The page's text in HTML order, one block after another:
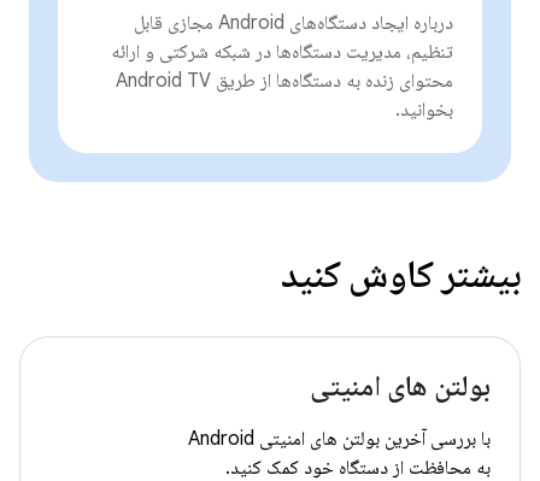
درباره ایجاد دستگاه‌های Android مجازی قابل
تنظیم، مدیریت دستگاه‌ها در شبکه شرکتی و ارائه
محتوای زنده به دستگاه‌ها از طریق Android TV
بخوانید.
بیشتر کاوش کنید
بولتن های امنیتی
با بررسی آخرین بولتن های امنیتی Android
به محافظت از دستگاه خود کمک کنید.